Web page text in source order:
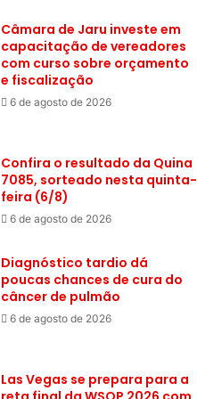
Câmara de Jaru investe em
capacitação de vereadores
com curso sobre orçamento
e fiscalização
6 de agosto de 2026
Confira o resultado da Quina
7085, sorteado nesta quinta-
feira (6/8)
6 de agosto de 2026
Diagnóstico tardio dá
poucas chances de cura do
câncer de pulmão
6 de agosto de 2026
Las Vegas se prepara para a